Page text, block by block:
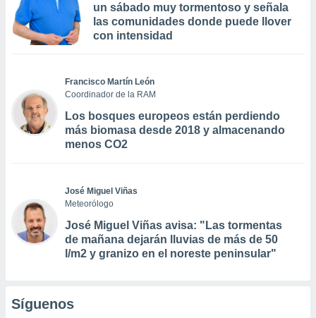
un sábado muy tormentoso y señala
las comunidades donde puede llover
con intensidad
Francisco Martín León
Coordinador de la RAM
Los bosques europeos están perdiendo
más biomasa desde 2018 y almacenando
menos CO2
José Miguel Viñas
Meteorólogo
José Miguel Viñas avisa: "Las tormentas
de mañana dejarán lluvias de más de 50
l/m2 y granizo en el noreste peninsular"
Síguenos